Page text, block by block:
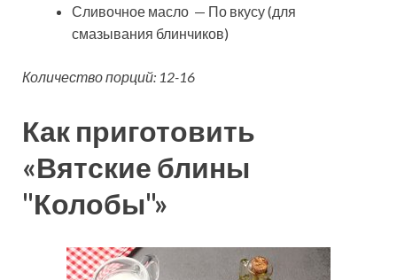
Сливочное масло — По вкусу (для
смазывания блинчиков)
Количество порций: 12-16
Как приготовить
«Вятские блины
"Колобы"»